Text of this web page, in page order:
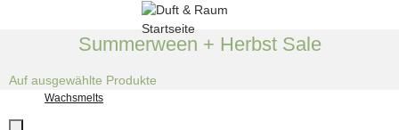
Summerween + Herbst Sale
Auf ausgewählte Produkte
Wachsmelts